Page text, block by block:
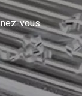
vous